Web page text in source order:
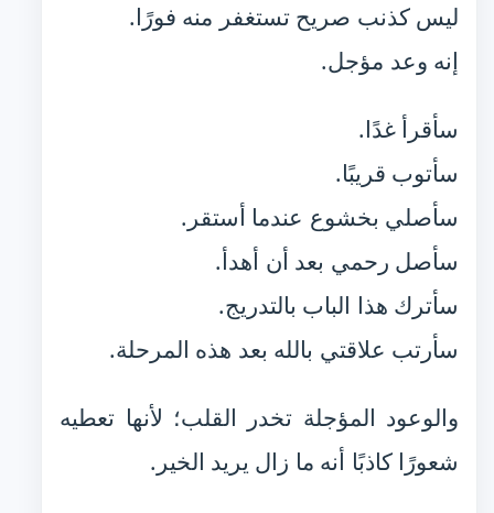
ليس كذنب صريح تستغفر منه فورًا.
إنه وعد مؤجل.
سأقرأ غدًا.
سأتوب قريبًا.
سأصلي بخشوع عندما أستقر.
سأصل رحمي بعد أن أهدأ.
سأترك هذا الباب بالتدريج.
سأرتب علاقتي بالله بعد هذه المرحلة.
والوعود المؤجلة تخدر القلب؛ لأنها تعطيه
شعورًا كاذبًا أنه ما زال يريد الخير.